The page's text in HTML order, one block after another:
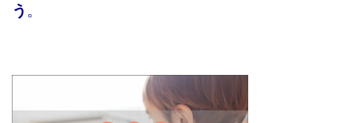
う 。